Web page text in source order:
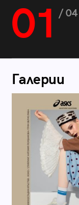
01 / 04
Галерии